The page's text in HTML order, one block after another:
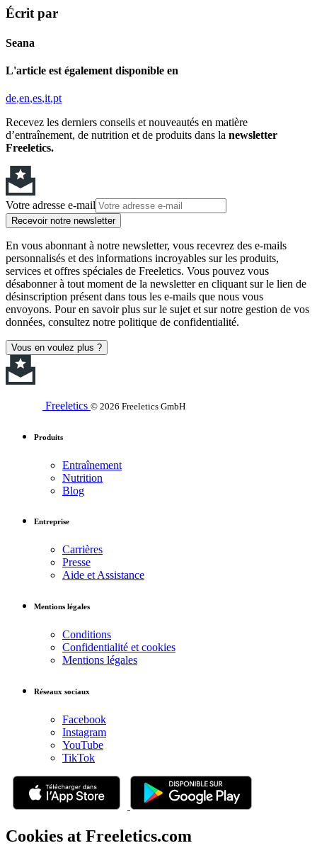
Écrit par
Seana
L'article est également disponible en
de en es it pt
Recevez les derniers conseils et nouveautés en matière
d’entraînement, de nutrition et de produits dans la newsletter
Freeletics.
Votre adresse e-mail
Recevoir notre newsletter
En vous abonnant à notre newsletter, vous recevrez des e-mails
personnalisés et des informations incroyables sur les produits,
services et offres spéciales de Freeletics. Vous pouvez vous
désabonner à tout moment de la newsletter en cliquant sur le lien de
désinscription présent dans tous les e-mails que nous vous
envoyons. Pour en savoir plus sur le sujet et sur notre gestion de vos
données, consultez notre politique de confidentialité.
Vous en voulez plus ?
Freeletics © 2026 Freeletics GmbH
Produits
Entraînement
Nutrition
Blog
Entreprise
Carrières
Presse
Aide et Assistance
Mentions légales
Conditions
Confidentialité et cookies
Mentions légales
Réseaux sociaux
Facebook
Instagram
YouTube
TikTok
Cookies at Freeletics.com